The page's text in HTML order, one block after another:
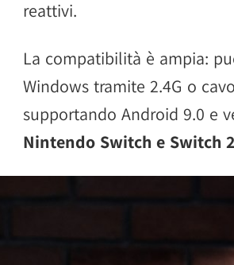
reattivi.
La compatibilità è ampia:
Windows tramite 2.4G o
supportando Android 9.0 e
Nintendo Switch e Switch